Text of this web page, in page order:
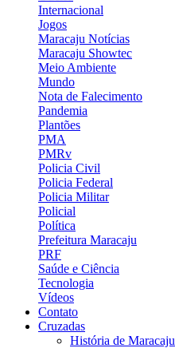
Internacional
Jogos
Maracaju Notícias
Maracaju Showtec
Meio Ambiente
Mundo
Nota de Falecimento
Pandemia
Plantões
PMA
PMRv
Policia Civil
Policia Federal
Policia Militar
Policial
Política
Prefeitura Maracaju
PRF
Saúde e Ciência
Tecnologia
Vídeos
Contato
Cruzadas
História de Maracaju